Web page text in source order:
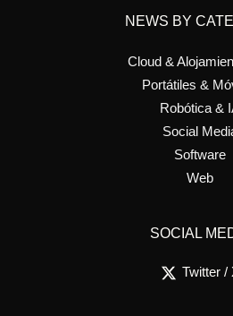
NEWS BY
Cloud &
Portátiles &
Robótica &
Social
Software
Web
SOCIAL
Twitter /